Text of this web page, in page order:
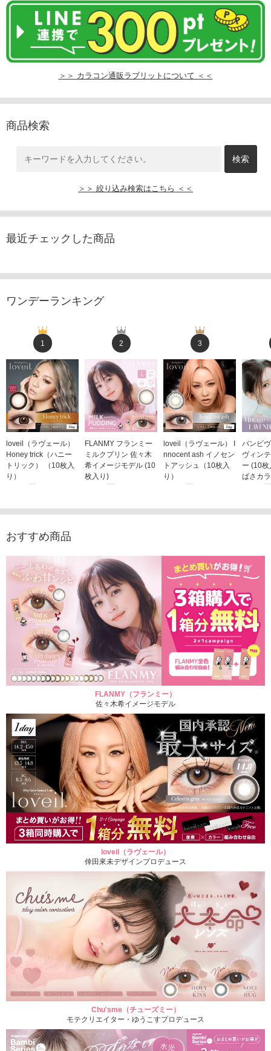
＞＞ カラコン通販ラブリットについて ＜＜
商品検索
＞＞ 絞り込み検索はこちら ＜＜
最近チェックした商品
ワンデーランキング
1
loveil（ラヴェール）
Honey trick（ハニー
トリック） （10枚入
り）
1,760円
2
FLANMY フランミー
ミルクプリン 佐々木
希イメージモデル (10
枚入り)
1,815円
3
loveil（ラヴェール） I
nnocent ash イノセン
トアッシュ（10枚入
り）
1,760円
バンビ
ヴィン
ー (10
ばさカ
1,848
おすすめ商品
FLANMY（フランミー）
佐々木希イメージモデル
loveil（ラヴェール）
倖田來未デザインプロデュース
Chu'sme（チューズミー）
モテクリエイター・ゆうこすプロデュース